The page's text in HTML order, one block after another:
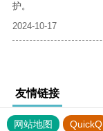
护。
2024-10-17
友情链接
网站地图 QuickQ